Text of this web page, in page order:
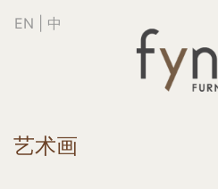
EN 中
艺术画